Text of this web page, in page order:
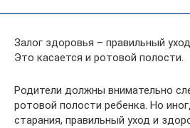
Залог здоровья – правильный
Это касается и ротовой полости.
Родители должны внимательно
ротовой полости ребенка. Но
старания, правильный уход и